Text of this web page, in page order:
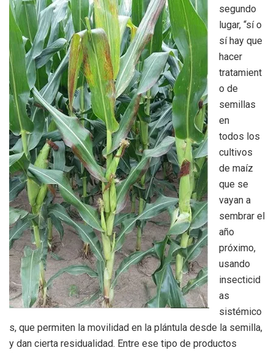
segundo
lugar, “sí o
sí hay que
hacer
tratamient
o de
semillas
en
todos los
cultivos
de maíz
que se
vayan a
sembrar el
año
próximo,
usando
insecticid
as
sistémico
s, que permiten la movilidad en la plántula desde la semilla,
y dan cierta residualidad. Entre ese tipo de productos